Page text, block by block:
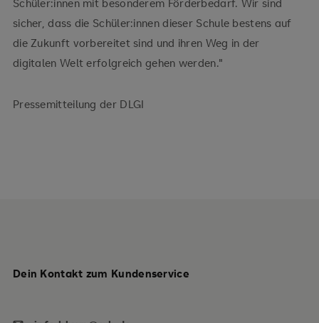
sicher, dass die Schüler:innen dieser Schule bestens auf
die Zukunft vorbereitet sind und ihren Weg in der
digitalen Welt erfolgreich gehen werden."
Pressemitteilung der DLGI
Dein Kontakt zum Kundenservice